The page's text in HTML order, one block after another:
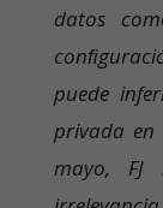
datos
puede
privada en
mayo,